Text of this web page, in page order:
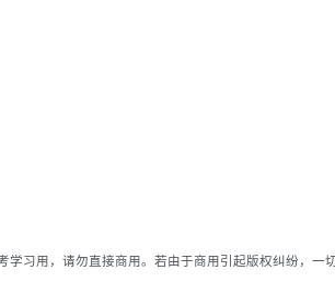
习用，请勿直接商用。若由于商用引起版权纠纷，一